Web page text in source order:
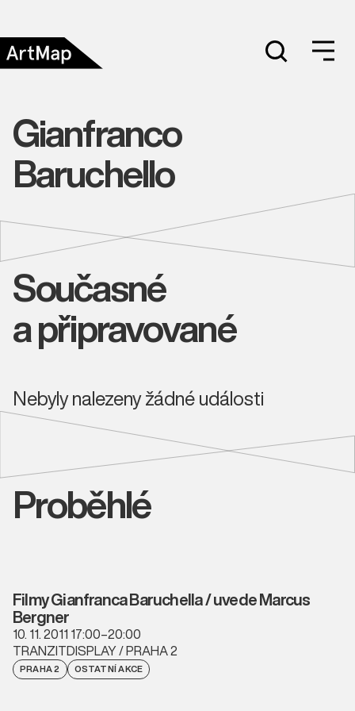
Gianfranco
Baruchello
Současné
a připravované
Nebyly nalezeny žádné události
Proběhlé
Filmy Gianfranca Baruchella / uvede Marcus
Bergner
10. 11. 2011 17:00–20:00
TRANZITDISPLAY / PRAHA 2
PRAHA 2 OSTATNÍ AKCE